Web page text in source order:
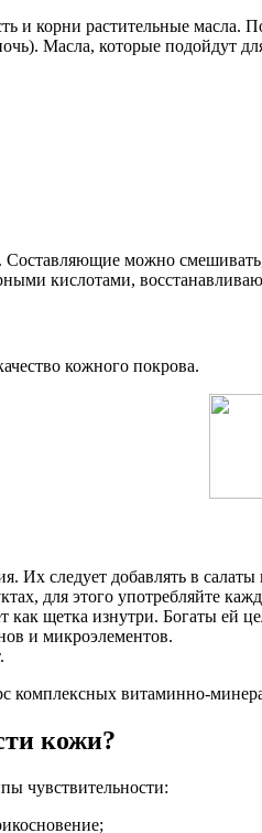
и корни растительные
Масла, которые подойдут
можно
кислотами,
кожного покрова.
Их следует добавлять в
для этого употребляйте
как щетка изнутри. Богаты ей
и микроэлементов.
комплексных витаминно-
кожи?
чувствительности: